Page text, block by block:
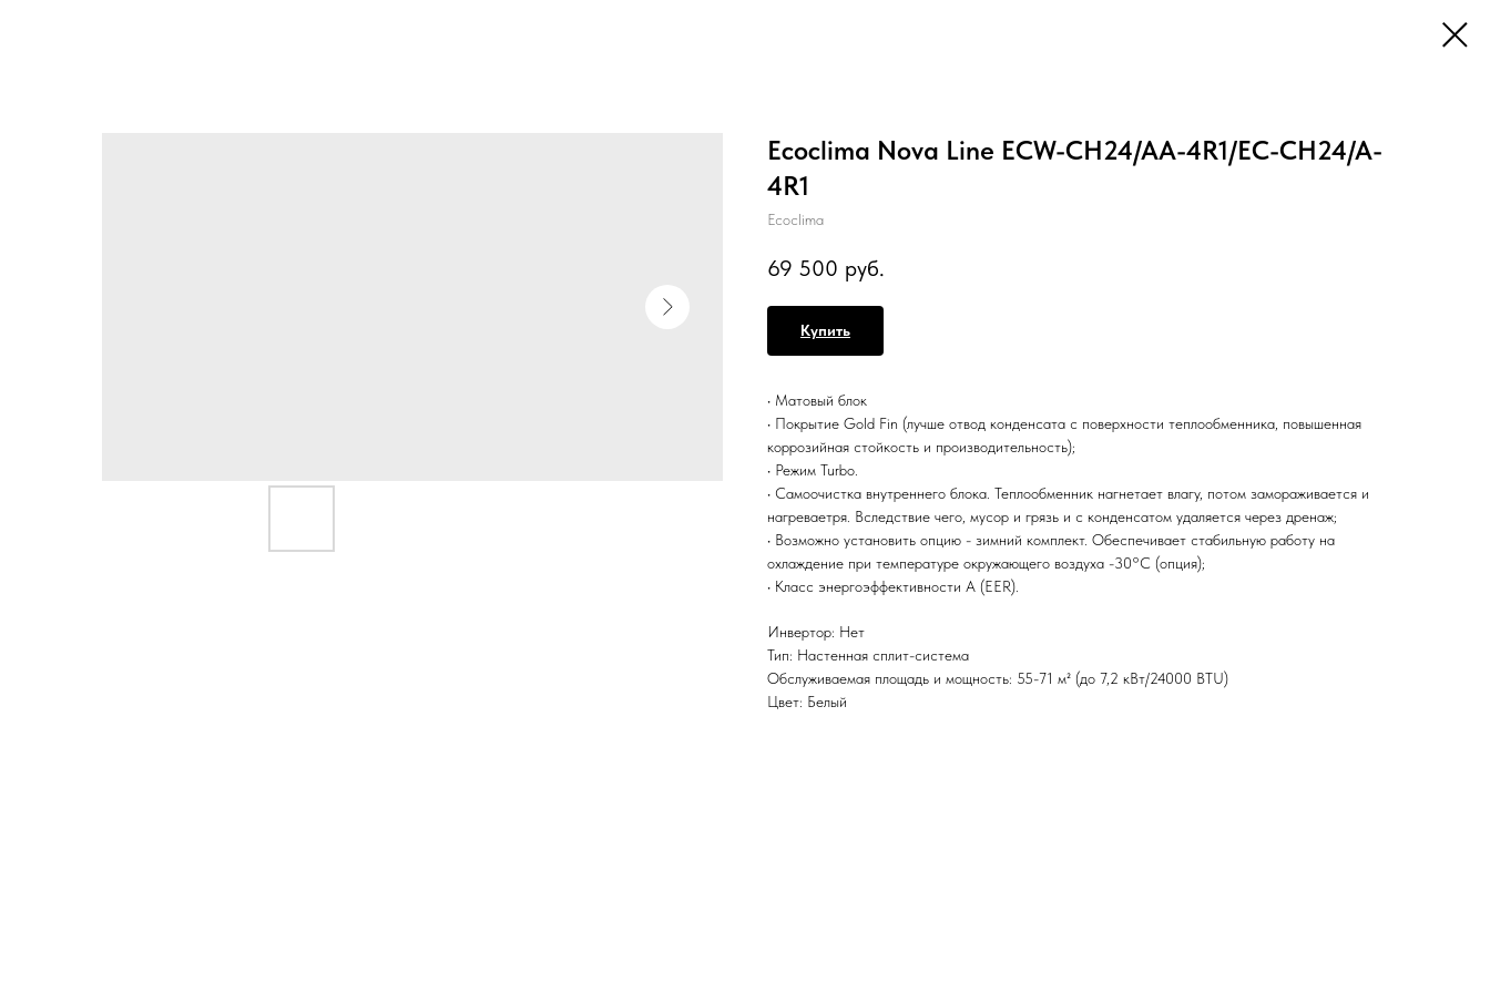
Ecoclima Nova Line ECW-СH24/AA-4R1/EC-CH24/A-
4R1
Ecoclima
69 500 руб.
Купить
• Матовый блок
• Покрытие Gold Fin (лучше отвод конденсата с поверхности теплообменника, повышенная
коррозийная стойкость и производительность);
• Режим Turbo.
• Cамоочистка внутреннего блока. Теплообменник нагнетает влагу, потом замораживается и
нагреваетря. Вследствие чего, мусор и грязь и с конденсатом удаляется через дренаж;
• Возможно установить опцию - зимний комплект. Обеспечивает стабильную работу на
охлаждение при температуре окружающего воздуха -30°С (опция);
• Класс энергоэффективности A (EER).
Инвертор: Нет
Тип: Настенная сплит-система
Обслуживаемая площадь и мощность: 55-71 м² (до 7,2 кВт/24000 BTU)
Цвет: Белый